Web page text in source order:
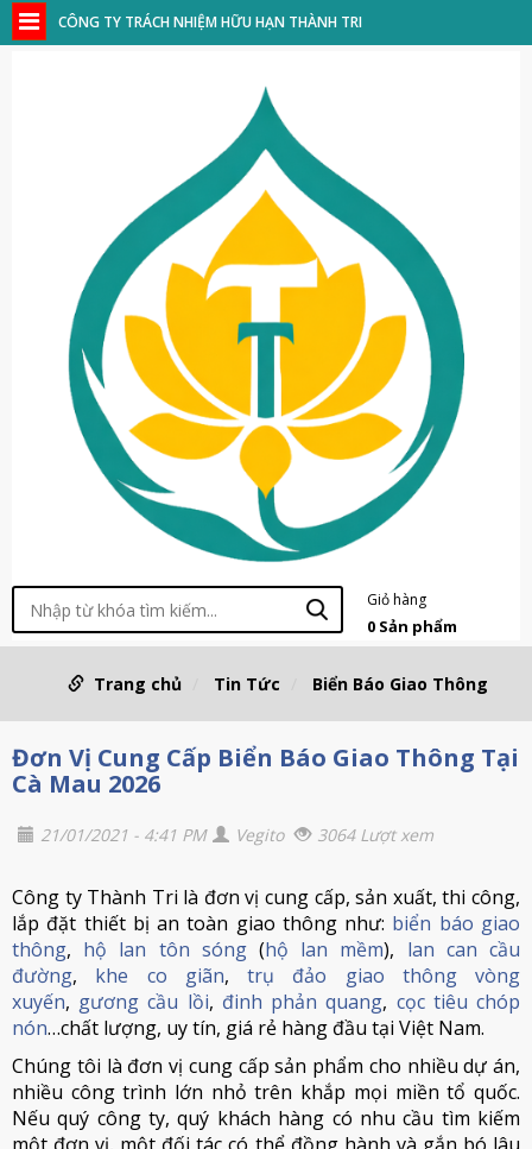
CÔNG TY TRÁCH NHIỆM HỮU HẠN THÀNH TRI
Giỏ hàng
0 Sản phẩm
Trang chủ Tin Tức Biển Báo Giao Thông
Đơn Vị Cung Cấp Biển Báo Giao Thông Tại
Cà Mau 2026
21/01/2021 - 4:41 PM Vegito 3064 Lượt xem
Công ty Thành Tri là đơn vị cung cấp, sản xuất, thi công,
lắp đặt thiết bị an toàn giao thông như: biển báo giao
thông, hộ lan tôn sóng(hộ lan mềm), lan can cầu
đường, khe co giãn, trụ đảo giao thông vòng
xuyến, gương cầu lồi, đinh phản quang, cọc tiêu chóp
nón…chất lượng, uy tín, giá rẻ hàng đầu tại Việt Nam.
Chúng tôi là đơn vị cung cấp sản phẩm cho nhiều dự án,
nhiều công trình lớn nhỏ trên khắp mọi miền tổ quốc.
Nếu quý công ty, quý khách hàng có nhu cầu tìm kiếm